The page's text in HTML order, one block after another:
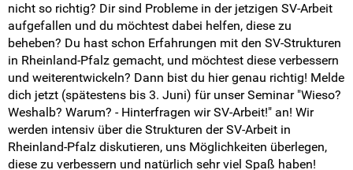
nicht so richtig? Dir sind Probleme in der jetzigen SV-Arbeit
aufgefallen und du möchtest dabei helfen, diese zu
beheben? Du hast schon Erfahrungen mit den SV-Strukturen
in Rheinland-Pfalz gemacht, und möchtest diese verbessern
und weiterentwickeln? Dann bist du hier genau richtig! Melde
dich jetzt (spätestens bis 3. Juni) für unser Seminar "Wieso?
Weshalb? Warum? - Hinterfragen wir SV-Arbeit!" an! Wir
werden intensiv über die Strukturen der SV-Arbeit in
Rheinland-Pfalz diskutieren, uns Möglichkeiten überlegen,
diese zu verbessern und natürlich sehr viel Spaß haben!